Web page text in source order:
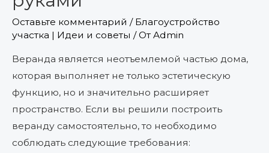
Оставьте комментарий / Благоустройство
участка | Идеи и советы / От Admin
Веранда является неотъемлемой частью дома,
которая выполняет не только эстетическую
функцию, но и значительно расширяет
пространство. Если вы решили построить
веранду самостоятельно, то необходимо
соблюдать следующие требования: